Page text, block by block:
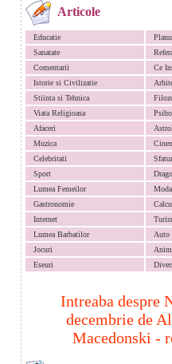
Articole
Educatie
Sanatate
Comentarii
Ce
Istorie si Civilizatie
Stiinta si Tehnica
Viata Religioasa
Afaceri
Muzica
Celebritati
Sport
Lumea Femeilor
Moda
Gastronomie
Internet
Lumea Barbatilor
Auto
Jocuri
Eseuri
Intreaba despre
decembrie de
Macedonski -